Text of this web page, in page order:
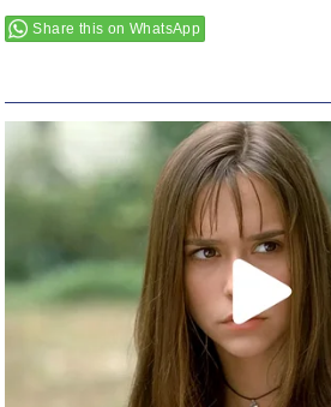
Share this on WhatsApp